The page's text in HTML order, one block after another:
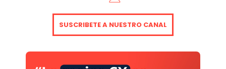
SUSCRIBETE A NUESTRO CANAL